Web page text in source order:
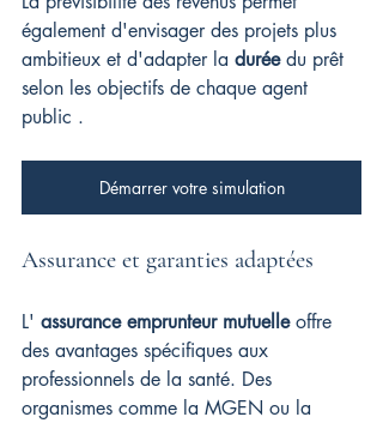
également d'envisager des projets plus
ambitieux et d'adapter la durée du prêt
selon les objectifs de chaque agent
public .
Démarrer votre simulation
Assurance et garanties adaptées
L' assurance emprunteur mutuelle offre
des avantages spécifiques aux
professionnels de la santé. Des
organismes comme la MGEN ou la